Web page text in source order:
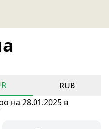
RUB
на 28.01.2025 в